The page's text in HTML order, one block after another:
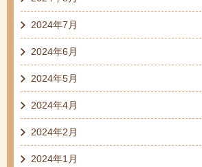
2024年7月
2024年6月
2024年5月
2024年4月
2024年2月
2024年1月